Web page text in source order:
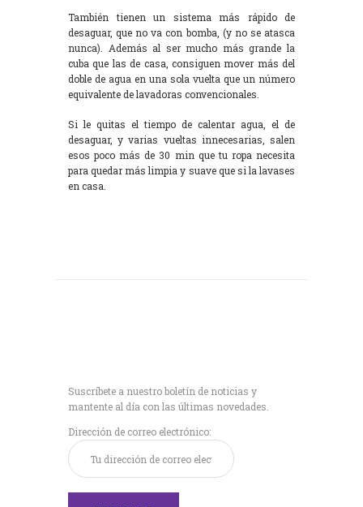
También tienen un sistema más rápido de
desaguar, que no va con bomba, (y no se atasca
nunca). Además al ser mucho más grande la
cuba que las de casa, consiguen mover más del
doble de agua en una sola vuelta que un número
equivalente de lavadoras convencionales.
Si le quitas el tiempo de calentar agua, el de
desaguar, y varias vueltas innecesarias, salen
esos poco más de 30 min que tu ropa necesita
para quedar más limpia y suave que si la lavases
en casa.
Suscríbete a nuestro boletín de noticias y
mantente al día con las últimas novedades.
Dirección de correo electrónico: